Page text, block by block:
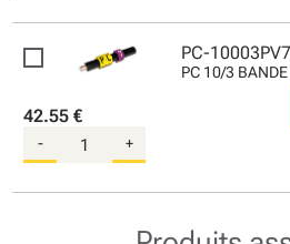
PC-
PC 10/3
42.55 €
- +